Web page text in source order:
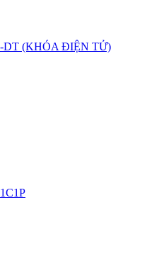
DT (KHÓA ĐIỆN TỬ)